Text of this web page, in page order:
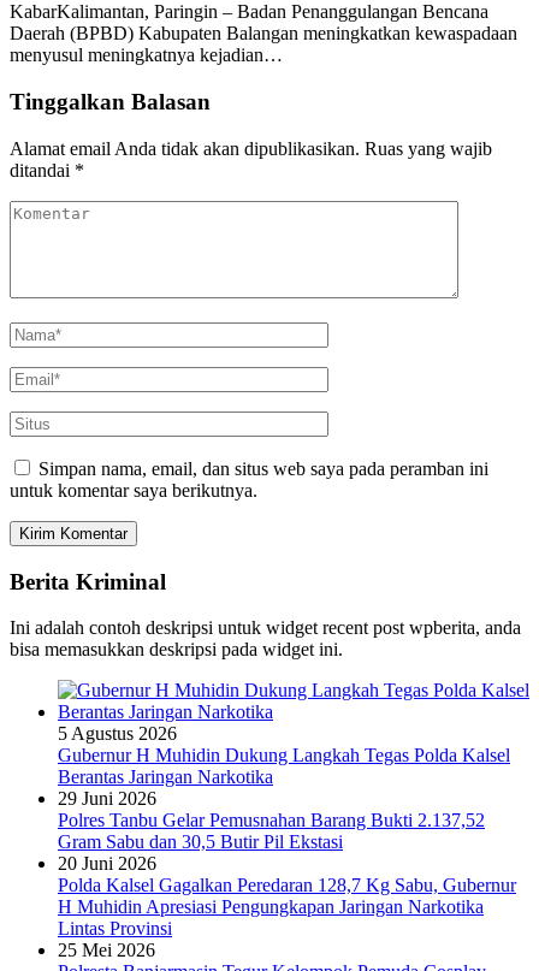
KabarKalimantan, Paringin – Badan Penanggulangan Bencana
Daerah (BPBD) Kabupaten Balangan meningkatkan kewaspadaan
menyusul meningkatnya kejadian…
Tinggalkan Balasan
Alamat email Anda tidak akan dipublikasikan. Ruas yang wajib
ditandai *
Simpan nama, email, dan situs web saya pada peramban ini
untuk komentar saya berikutnya.
Berita Kriminal
Ini adalah contoh deskripsi untuk widget recent post wpberita, anda
bisa memasukkan deskripsi pada widget ini.
5 Agustus 2026
Gubernur H Muhidin Dukung Langkah Tegas Polda Kalsel
Berantas Jaringan Narkotika
29 Juni 2026
Polres Tanbu Gelar Pemusnahan Barang Bukti 2.137,52
Gram Sabu dan 30,5 Butir Pil Ekstasi
20 Juni 2026
Polda Kalsel Gagalkan Peredaran 128,7 Kg Sabu, Gubernur
H Muhidin Apresiasi Pengungkapan Jaringan Narkotika
Lintas Provinsi
25 Mei 2026